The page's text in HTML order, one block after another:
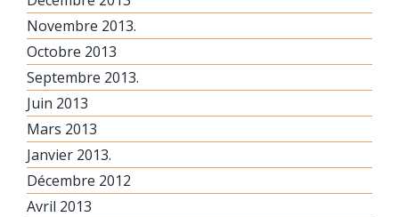
Novembre 2013.
Octobre 2013
Septembre 2013.
Juin 2013
Mars 2013
Janvier 2013.
Décembre 2012
Avril 2013